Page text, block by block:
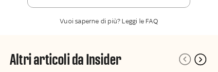
Vuoi saperne di più? Leggi le FAQ
Altri articoli da Insider